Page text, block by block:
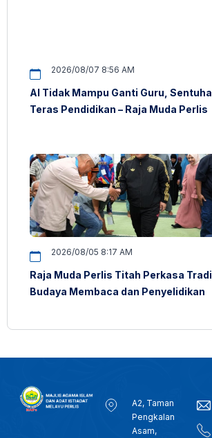
2026/08/07 8:56 AM
AI Tidak Mampu Ganti Guru,
Teras Pendidikan – Raja Muda Perlis
2026/08/05 8:17 AM
Raja Muda Perlis Titah Perkasa
Budaya Membaca dan Penyelidikan
A2, Taman
Pengkalan
Asam,